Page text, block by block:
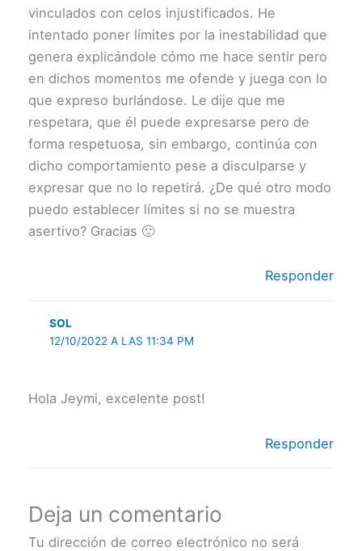
vinculados con celos injustificados. He
intentado poner límites por la inestabilidad que
genera explicándole cómo me hace sentir pero
en dichos momentos me ofende y juega con lo
que expreso burlándose. Le dije que me
respetara, que él puede expresarse pero de
forma respetuosa, sin embargo, continúa con
dicho comportamiento pese a disculparse y
expresar que no lo repetirá. ¿De qué otro modo
puedo establecer límites si no se muestra
asertivo? Gracias 🙂
Responder
SOL
12/10/2022 A LAS 11:34 PM
Hola Jeymi, excelente post!
Responder
Deja un comentario
Tu dirección de correo electrónico no será